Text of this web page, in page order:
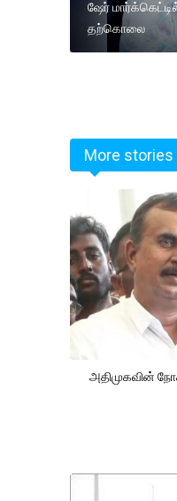
ஷேர்
தற்கொலை
More stories
அதிமுகவின்